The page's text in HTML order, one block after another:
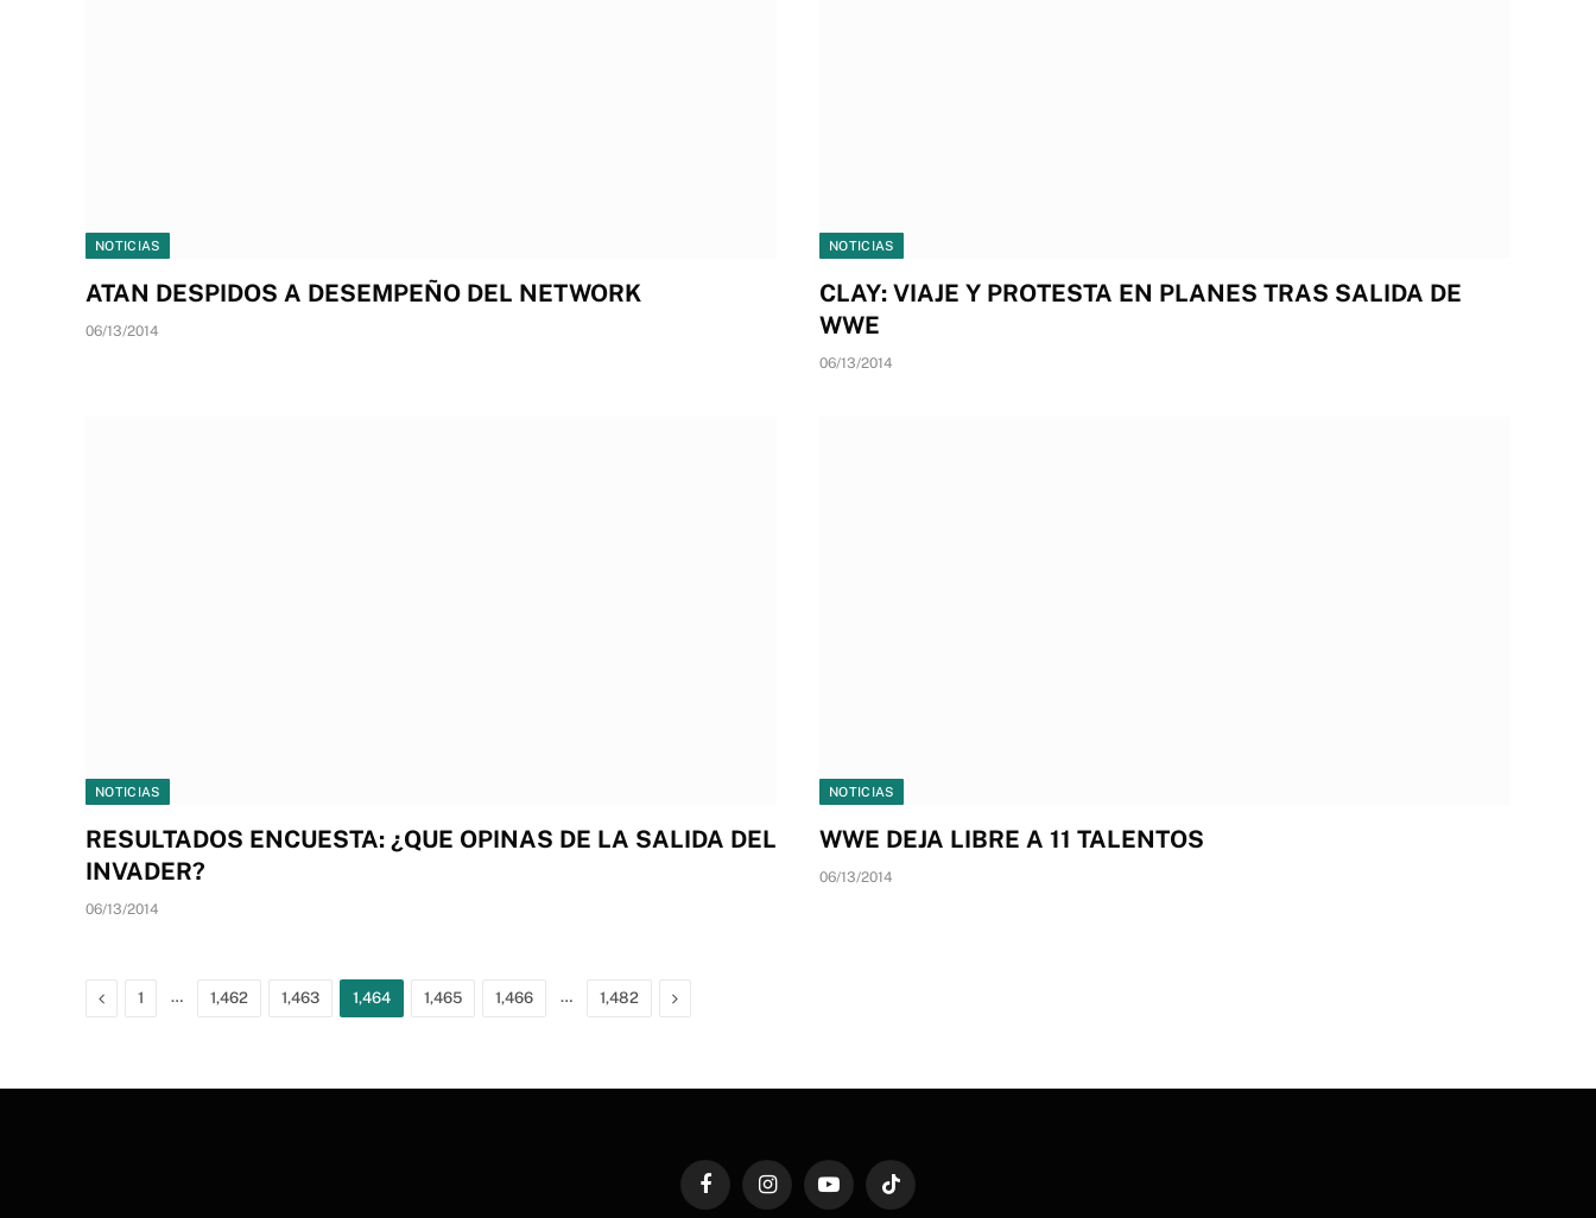
NOTICIAS
ATAN DESPIDOS A DESEMPEÑO DEL NETWORK
06/13/2014
NOTICIAS
CLAY: VIAJE Y PROTESTA EN PLANES TRAS SALIDA DE
WWE
06/13/2014
NOTICIAS
RESULTADOS ENCUESTA: ¿QUE OPINAS DE LA SALIDA DEL
INVADER?
06/13/2014
NOTICIAS
WWE DEJA LIBRE A 11 TALENTOS
06/13/2014
Previous
1 … 1,462 1,463 1,464 1,465 1,466 … 1,482 Next
FacebookInstagramYouTubeTikTok